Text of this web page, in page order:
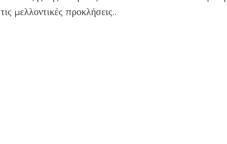
τις μελλοντικές προκλήσεις..